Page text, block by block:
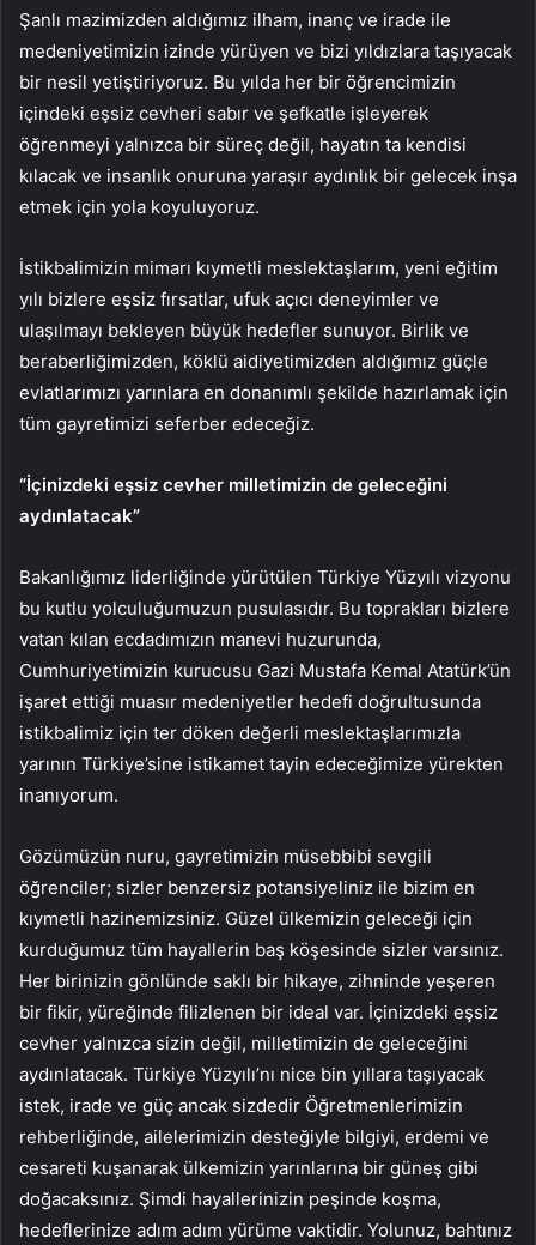
Şanlı mazimizden aldığımız ilham, inanç ve irade ile
medeniyetimizin izinde yürüyen ve bizi yıldızlara taşıyacak
bir nesil yetiştiriyoruz. Bu yılda her bir öğrencimizin
içindeki eşsiz cevheri sabır ve şefkatle işleyerek
öğrenmeyi yalnızca bir süreç değil, hayatın ta kendisi
kılacak ve insanlık onuruna yaraşır aydınlık bir gelecek inşa
etmek için yola koyuluyoruz.
İstikbalimizin mimarı kıymetli meslektaşlarım, yeni eğitim
yılı bizlere eşsiz fırsatlar, ufuk açıcı deneyimler ve
ulaşılmayı bekleyen büyük hedefler sunuyor. Birlik ve
beraberliğimizden, köklü aidiyetimizden aldığımız güçle
evlatlarımızı yarınlara en donanımlı şekilde hazırlamak için
tüm gayretimizi seferber edeceğiz.
“İçinizdeki eşsiz cevher milletimizin de geleceğini
aydınlatacak”
Bakanlığımız liderliğinde yürütülen Türkiye Yüzyılı vizyonu
bu kutlu yolculuğumuzun pusulasıdır. Bu toprakları bizlere
vatan kılan ecdadımızın manevi huzurunda,
Cumhuriyetimizin kurucusu Gazi Mustafa Kemal Atatürk’ün
işaret ettiği muasır medeniyetler hedefi doğrultusunda
istikbalimiz için ter döken değerli meslektaşlarımızla
yarının Türkiye’sine istikamet tayin edeceğimize yürekten
inanıyorum.
Gözümüzün nuru, gayretimizin müsebbibi sevgili
öğrenciler; sizler benzersiz potansiyeliniz ile bizim en
kıymetli hazinemizsiniz. Güzel ülkemizin geleceği için
kurduğumuz tüm hayallerin baş köşesinde sizler varsınız.
Her birinizin gönlünde saklı bir hikaye, zihninde yeşeren
bir fikir, yüreğinde filizlenen bir ideal var. İçinizdeki eşsiz
cevher yalnızca sizin değil, milletimizin de geleceğini
aydınlatacak. Türkiye Yüzyılı’nı nice bin yıllara taşıyacak
istek, irade ve güç ancak sizdedir Öğretmenlerimizin
rehberliğinde, ailelerimizin desteğiyle bilgiyi, erdemi ve
cesareti kuşanarak ülkemizin yarınlarına bir güneş gibi
doğacaksınız. Şimdi hayallerinizin peşinde koşma,
hedeflerinize adım adım yürüme vaktidir. Yolunuz, bahtınız